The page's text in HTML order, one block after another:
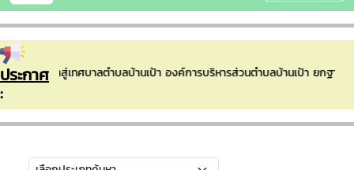
ประกาศ
:
อนรับเข้าสู่เทศบาลตำบลบ้านเป้า องค์การบริหารส่วนตำบลบ้านเป้า ยกฐาน